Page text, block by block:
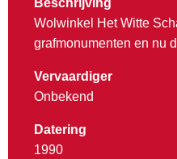
Beschrijving
Wolwinkel Het Witte
grafmonumenten en nu
Vervaardiger
Onbekend
Datering
1990